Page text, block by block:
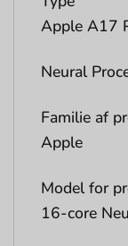
Apple A17
Neural
Familie af
Apple
Model for
16-core